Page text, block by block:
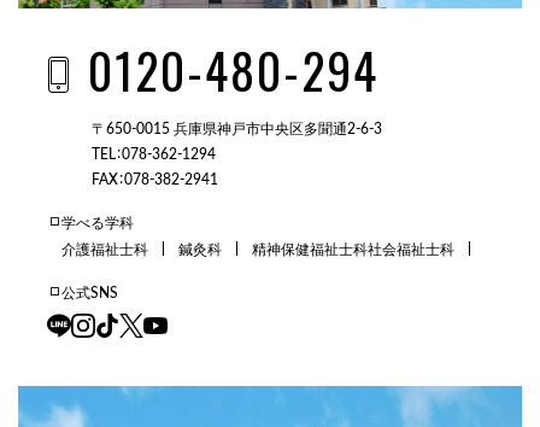
0120-480-294
〒650-0015 兵庫県神戸市中央区多聞通2-6-3
TEL：078-362-1294
FAX：078-382-2941
学べる学科
介護福祉士科
鍼灸科 精神保健福祉士科社会福祉士科
公式SNS